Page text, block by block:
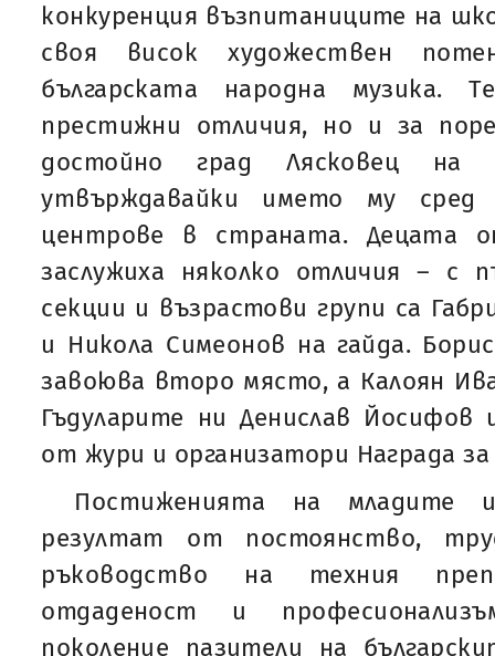
конкуренция възпитаниците на
своя висок художествен
българската народна музика.
престижни отличия, но и за
достойно град Лясковец на
утвърждавайки името му сред
центрове в страната. Децата
заслужиха няколко отличия – с
секции и възрастови групи са
и Никола Симеонов на гайда.
завоюва второ място, а Калоян
Гъдуларите ни Денислав Йосифов
от жури и организатори Награда
Постиженията на младите
резултат от постоянство,
ръководство на техния
отдаденост и
поколение пазители на